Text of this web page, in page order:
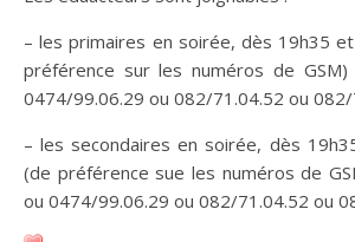
– les primaires en soirée, dès 19h35
préférence sur les numéros de GSM)
0474/99.06.29 ou 082/71.04.52 ou 082/
– les secondaires en soirée, dès
(de préférence sue les numéros de
ou 0474/99.06.29 ou 082/71.04.52 ou